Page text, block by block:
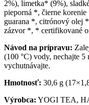
2%), limetka* (9%),
pieporná *, čierne
guarana *, citrónový olej
zázvor *, * certifikované
Návod na prípravu:
(100 °C) vody, nechajte
vychutnávajte.
Hmotnosť: 30,6 g
Výrobca: YOGI TEA,